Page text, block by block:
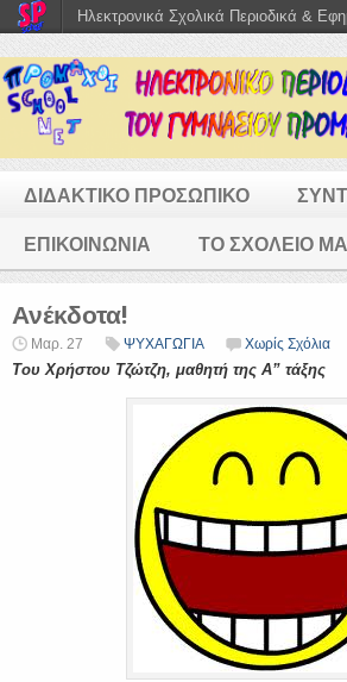
ΔΙΔΑΚΤΙΚΟ ΠΡΟΣΩΠΙΚΟ
ΕΠΙΚΟΙΝΩΝΙΑ ΤΟ ΣΧΟΛΕΙΟ
Ανέκδοτα!
Μαρ. 27 ΨΥΧΑΓΩΓΙΑ Χωρίς Σχόλια
Του Χρήστου Τζώτζη, μαθητή της Α” τάξης
Ηλεκτρονικά Σχολικά Περιοδικά &